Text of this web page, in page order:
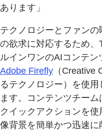
あります」
テクノロジーとファン
の欲求に対応するため、
ルインワンのAIコンテン
Adobe Firefly （Creative
るテクノロジー）を使
ます。コンテンツチー
クイックアクションを
像背景を簡単かつ迅速